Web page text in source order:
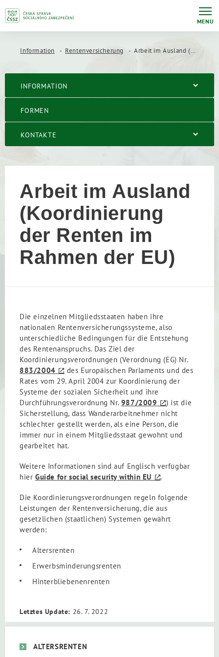
MENU
Information Rentenversicherung Arbeit im Ausland (Koordinierung der Renten im Rahmen der EU)
INFORMATION
FORMEN
KONTAKTE
Arbeit im Ausland
(Koordinierung
der Renten im
Rahmen der EU)
Die einzelnen Mitgliedsstaaten haben ihre
nationalen Rentenversicherungssysteme, also
unterschiedliche Bedingungen für die Entstehung
des Rentenanspruchs. Das Ziel der
Koordinierungsverordnungen (Verordnung (EG) Nr.
883/2004
des Europäischen Parlaments und des
Rates vom 29. April 2004 zur Koordinierung der
Systeme der sozialen Sicherheit und ihre
Durchführungsverordnung Nr. 987/2009
) ist die
Sicherstellung, dass Wanderarbeitnehmer nicht
schlechter gestellt werden, als eine Person, die
immer nur in einem Mitgliedsstaat gewohnt und
gearbeitet hat.
Weitere Informationen sind auf Englisch verfügbar
hier Guide for social security within EU .
Die Koordinierungsverordnungen regeln folgende
Leistungen der Rentenversicherung, die aus
gesetzlichen (staatlichen) Systemen gewährt
werden:
Altersrenten
Erwerbsminderungsrenten
Hinterbliebenenrenten
Letztes Update: 26. 7. 2022
ALTERSRENTEN